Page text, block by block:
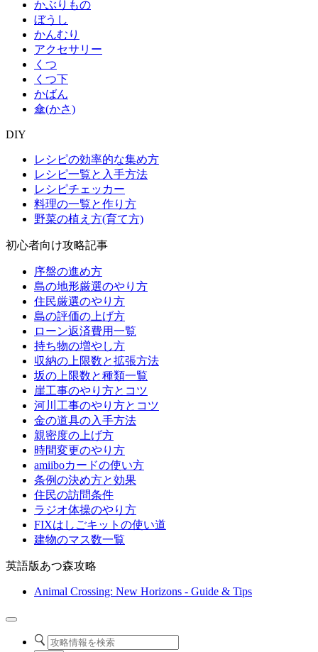
かぶりもの
ぼうし
かんむり
アクセサリー
くつ
くつ下
かばん
傘(かさ)
DIY
レシピの効率的な集め方
レシピ一覧と入手方法
レシピチェッカー
料理の一覧と作り方
野菜の植え方(育て方)
初心者向け攻略記事
序盤の進め方
島の地形厳選のやり方
住民厳選のやり方
島の評価の上げ方
ローン返済費用一覧
持ち物の増やし方
収納の上限数と拡張方法
坂の上限数と種類一覧
崖工事のやり方とコツ
河川工事のやり方とコツ
金の道具の入手方法
親密度の上げ方
時間変更のやり方
amiiboカードの使い方
条例の決め方と効果
住民の訪問条件
ラジオ体操のやり方
FIXはしごキットの使い道
建物のマス数一覧
英語版あつ森攻略
Animal Crossing: New Horizons - Guide & Tips